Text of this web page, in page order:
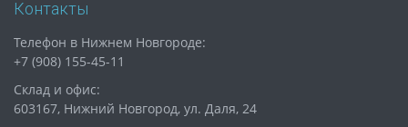
Контакты
Телефон в Нижнем Новгороде:
+7 (908) 155-45-11
Склад и офис:
603167, Нижний Новгород, ул. Даля, 24